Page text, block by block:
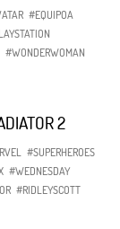
#EQUIPOA
#WONDERWOMAN
2
#SUPERHEROES
#WEDNESDAY
#RIDLEYSCOTT